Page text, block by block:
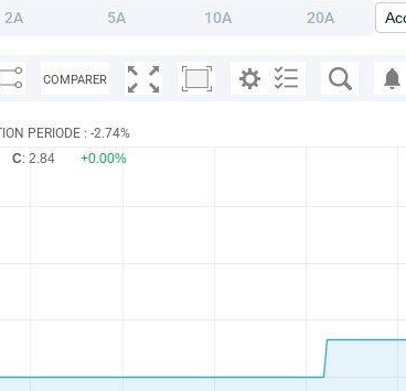
2A 5A 10A 20A
COMPARER
PERIODE : -2.74%
C: 2.84 +0.00%